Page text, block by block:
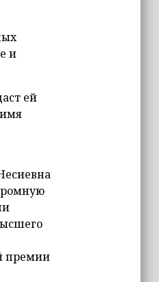
и
ей
премии